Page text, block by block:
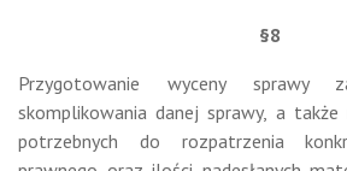
§8
Przygotowanie wyceny sprawy
skomplikowania danej sprawy, a także
potrzebnych do rozpatrzenia